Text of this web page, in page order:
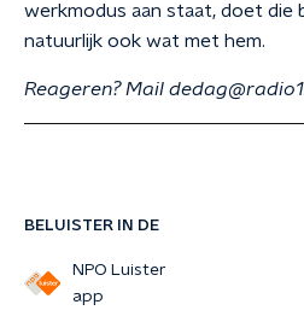
BELUISTER IN DE
NPO Luister
app
werkmodus aan staat, doet die
natuurlijk ook wat met hem.
Reageren? Mail